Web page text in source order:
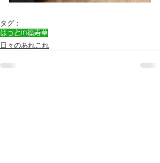
タグ：
ほっとin福寿草
日々のあれこれ